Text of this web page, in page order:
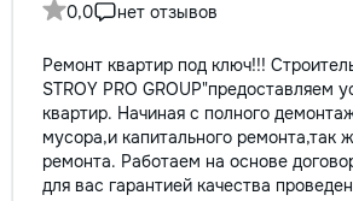
0,0
нет отзывов
Ремонт квартир под ключ!!!
STROY PRO GROUP"предоставляем
квартир. Начиная с полного
мусора,и капитального ремонта,так
ремонта. Работаем на основе
для вас гарантией качества